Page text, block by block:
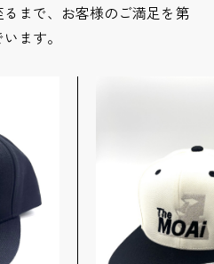
まで、お客様のご満足を第
ます。